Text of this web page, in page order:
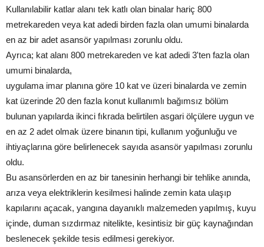
Kullanılabilir katlar alanı tek katlı olan binalar hariç 800
metrekareden veya kat adedi birden fazla olan umumi binalarda
en az bir adet asansör yapılması zorunlu oldu.
Ayrıca; kat alanı 800 metrekareden ve kat adedi 3'ten fazla olan
umumi binalarda,
uygulama imar planına göre 10 kat ve üzeri binalarda ve zemin
kat üzerinde 20 den fazla konut kullanımlı bağımsız bölüm
bulunan yapılarda ikinci fıkrada belirtilen asgari ölçülere uygun ve
en az 2 adet olmak üzere binanın tipi, kullanım yoğunluğu ve
ihtiyaçlarına göre belirlenecek sayıda asansör yapılması zorunlu
oldu.
Bu asansörlerden en az bir tanesinin herhangi bir tehlike anında,
arıza veya elektriklerin kesilmesi halinde zemin kata ulaşıp
kapılarını açacak, yangına dayanıklı malzemeden yapılmış, kuyu
içinde, duman sızdırmaz nitelikte, kesintisiz bir güç kaynağından
beslenecek şekilde tesis edilmesi gerekiyor.